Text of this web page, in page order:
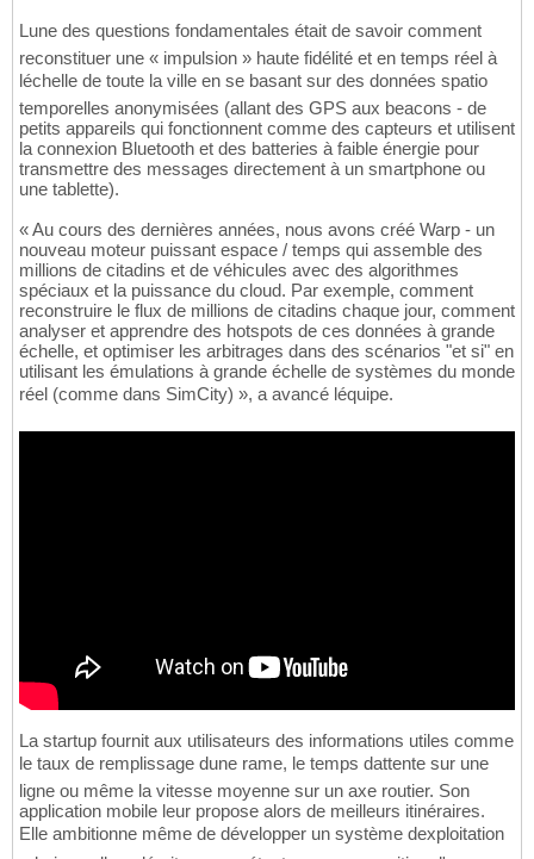
Lune des questions fondamentales était de savoir comment
reconstituer une « impulsion » haute fidélité et en temps réel à
léchelle de toute la ville en se basant sur des données spatio
temporelles anonymisées (allant des GPS aux beacons - de
petits appareils qui fonctionnent comme des capteurs et utilisent
la connexion Bluetooth et des batteries à faible énergie pour
transmettre des messages directement à un smartphone ou
une tablette).
« Au cours des dernières années, nous avons créé Warp - un
nouveau moteur puissant espace / temps qui assemble des
millions de citadins et de véhicules avec des algorithmes
spéciaux et la puissance du cloud. Par exemple, comment
reconstruire le flux de millions de citadins chaque jour, comment
analyser et apprendre des hotspots de ces données à grande
échelle, et optimiser les arbitrages dans des scénarios "et si" en
utilisant les émulations à grande échelle de systèmes du monde
réel (comme dans SimCity) », a avancé léquipe.
La startup fournit aux utilisateurs des informations utiles comme
le taux de remplissage dune rame, le temps dattente sur une
ligne ou même la vitesse moyenne sur un axe routier. Son
application mobile leur propose alors de meilleurs itinéraires.
Elle ambitionne même de développer un système dexploitation